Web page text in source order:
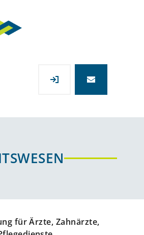
für Ärzte, Zahnärzte,